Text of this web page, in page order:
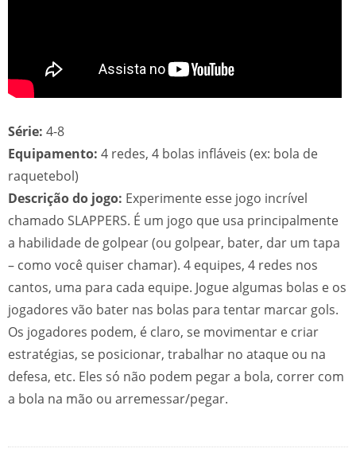
Série: 4-8
Equipamento: 4 redes, 4 bolas infláveis (ex: bola de
raquetebol)
Descrição do jogo: Experimente esse jogo incrível
chamado SLAPPERS. É um jogo que usa principalmente
a habilidade de golpear (ou golpear, bater, dar um tapa
– como você quiser chamar). 4 equipes, 4 redes nos
cantos, uma para cada equipe. Jogue algumas bolas e os
jogadores vão bater nas bolas para tentar marcar gols.
Os jogadores podem, é claro, se movimentar e criar
estratégias, se posicionar, trabalhar no ataque ou na
defesa, etc. Eles só não podem pegar a bola, correr com
a bola na mão ou arremessar/pegar.